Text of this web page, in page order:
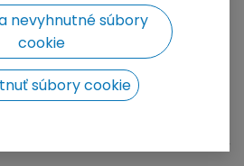
želaní
cenovú ponuku, kliknutím
nevyhnutné súbory
cookie
súbory cookie